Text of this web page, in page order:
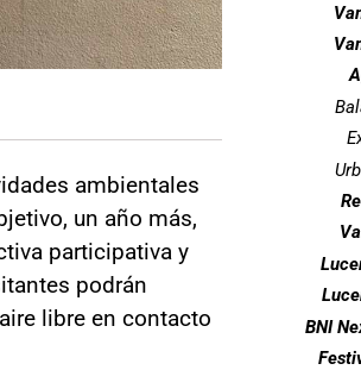
ambientales
un año más,
participativa y
podrán
libre en contacto
BNI